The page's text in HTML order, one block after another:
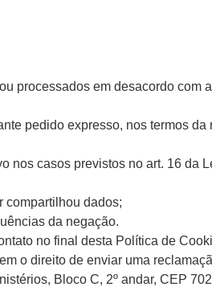
processados em desacordo com
pedido expresso, nos termos
nos casos previstos no art. 16 da
compartilhou dados;
da negação.
no final desta Política de
o direito de enviar uma
Bloco C, 2º andar, CEP